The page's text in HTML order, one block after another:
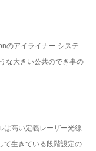
のアイライナー システ
な大きい公共のでき事の
は高い定義レーザー光線
て生きている段階設定の